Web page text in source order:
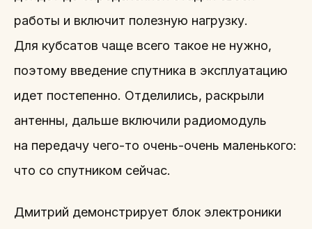
работы и включит полезную нагрузку.
Для кубсатов чаще всего такое не нужно,
поэтому введение спутника в эксплуатацию
идет постепенно. Отделились, раскрыли
антенны, дальше включили радиомодуль
на передачу чего-то очень-очень маленького:
что со спутником сейчас.
Дмитрий демонстрирует блок электроники